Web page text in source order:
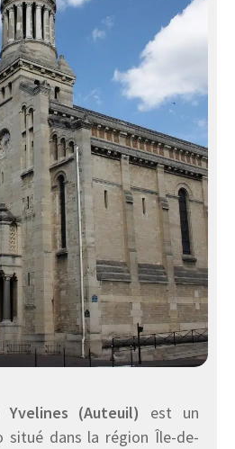
(Auteuil)
est un
situé dans la région Île-de-